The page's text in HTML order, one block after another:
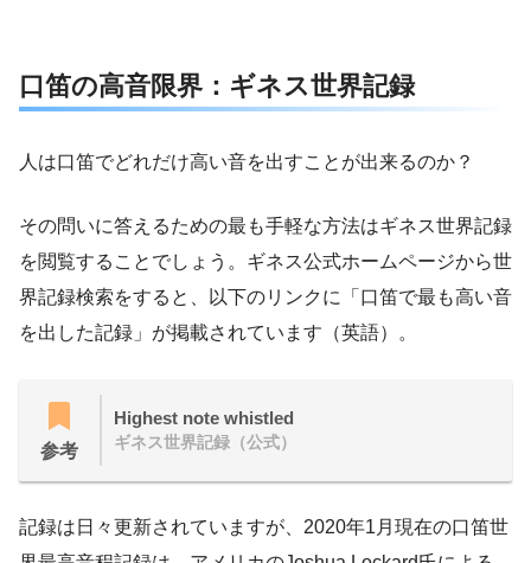
口笛の高音限界：ギネス世界記録
人は口笛でどれだけ高い音を出すことが出来るのか？
その問いに答えるための最も手軽な方法はギネス世界記録
を閲覧することでしょう。ギネス公式ホームページから世
界記録検索をすると、以下のリンクに「口笛で最も高い音
を出した記録」が掲載されています（英語）。
参考
Highest note whistled
ギネス世界記録（公式）
記録は日々更新されていますが、2020年1月現在の口笛世